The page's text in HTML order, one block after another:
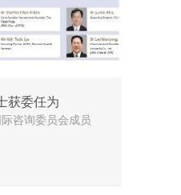
获委任为
咨询委员会成员